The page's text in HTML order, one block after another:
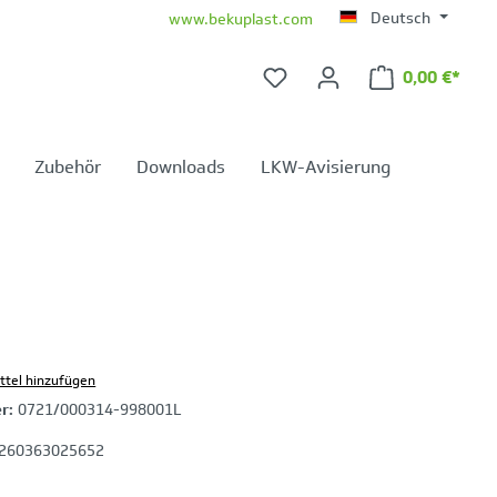
www.bekuplast.com Deutsch
0,00 €*
Zubehör Downloads LKW-Avisierung
hinzufügen
0721/000314-998001L